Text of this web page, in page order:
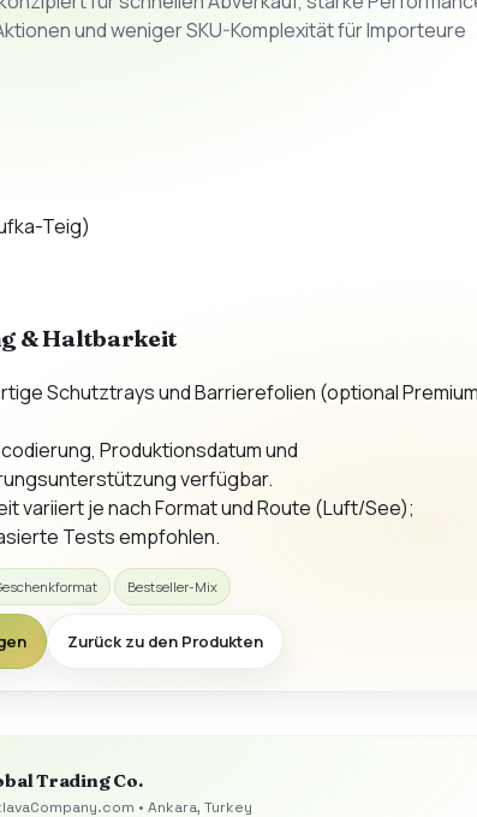
und weniger SKU-Komplexität für Importeure
Teig)
& Haltbarkeit
Schutztrays und Barrierefolien (optional
Produktionsdatum und
verfügbar.
variiert je nach Format und Route (Luft/See);
Tests empfohlen.
Bestseller-Mix
Zurück zu den Produkten
Trading Co.
• Ankara, Turkey